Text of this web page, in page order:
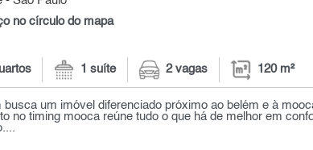
no círculo do mapa
1 suíte 2 vagas 120 m²
busca um imóvel diferenciado próximo ao belém e à
no timing mooca reúne tudo o que há de melhor em